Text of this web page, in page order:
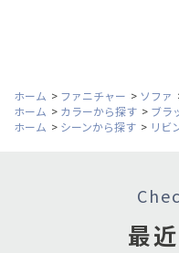
ホーム > ファニチャー > ソファ
ホーム > カラーから探す > ブラ
ホーム > シーンから探す > リビ
最